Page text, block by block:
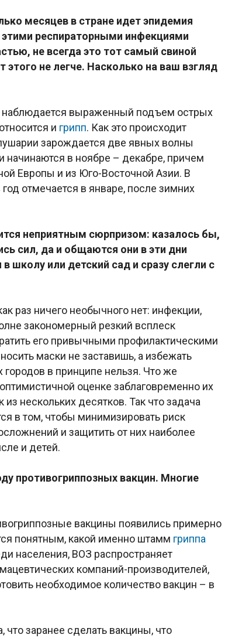
месяцев в стране идет эпидемия
респираторными инфекциями
не всегда это тот самый свиной
этого не легче. Насколько на ваш взгляд
наблюдается выраженный подъем острых
и грипп. Как это происходит
зарождается две явных волны
в ноябре – декабре, причем
Европы и из Юго-Восточной Азии. В
отмечается в январе, после зимних
неприятным сюрпризом: казалось бы,
сил, да и общаются они в эти дни
или детский сад и сразу слегли с
раз ничего необычного нет: инфекции,
закономерный резкий всплеск
его привычными профилактическими
маски не заставишь, а избежать
в принципе нельзя. Что же
оценке заблаговременно их
нескольких десятков. Так что задача
в том, чтобы минимизировать риск
и защитить от них наиболее
и детей.
противогриппозных вакцин. Многие
вакцины появились примерно
понятным, какой именно штамм гриппа
населения, ВОЗ распространяет
компаний-производителей,
необходимое количество вакцин – в
что заранее сделать вакцины, что